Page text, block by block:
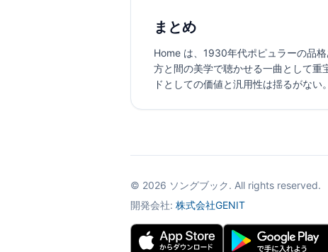
まとめ
Home は、1930年代ポピュラーの品
方と間の美学で聴かせる一曲として
ドとしての価値と汎用性は揺るがない。
© 2026 ソングブック. All rights reserved.
開発会社: 株式会社GENIT